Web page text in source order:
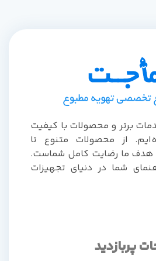
برتر و محصولات با کیفیت
از محصولات متنوع تا
هدف ما رضایت کامل شماست.
شما در دنیای تجهیزات
پربازدید